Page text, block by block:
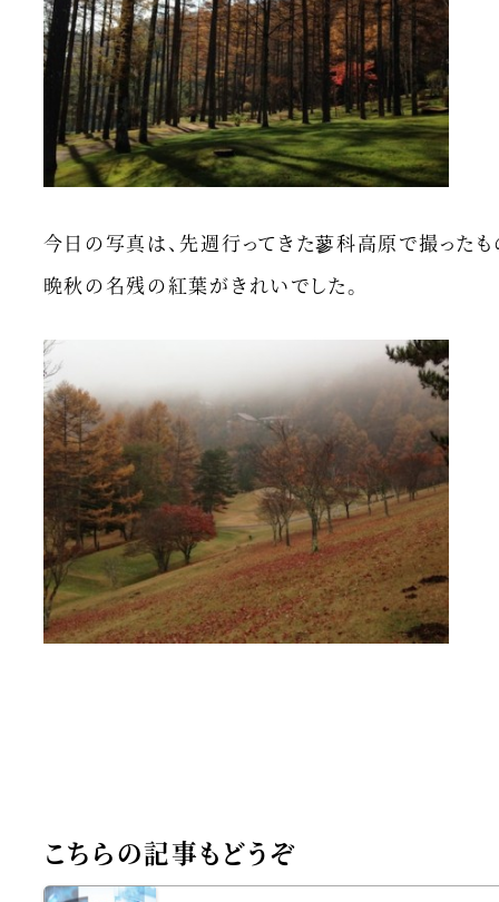
今日の写真は、先週行ってきた蓼科高原で撮ったも
晩秋の名残の紅葉がきれいでした。
こちらの記事もどうぞ